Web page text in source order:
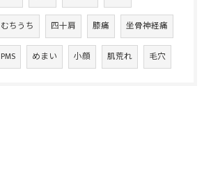
むちうち 四十肩 膝痛 坐骨神経痛
PMS めまい 小顔 肌荒れ 毛穴